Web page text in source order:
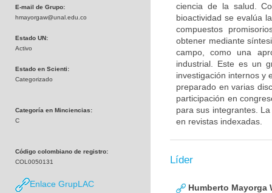
E-mail de Grupo:
hmayorgaw@unal.edu.co
Estado UN:
Activo
Estado en Scienti:
Categorizado
Categoría en Minciencias:
C
Código colombiano de registro:
COL0050131
Enlace GrupLAC
ciencia de la salud.
bioactividad se evalúa
compuestos
obtener mediante
campo, como una
industrial. Este es un
investigación internos y
preparado en varias
participación en
para sus integrantes.
en revistas indexadas.
Líder
Humberto Mayorga